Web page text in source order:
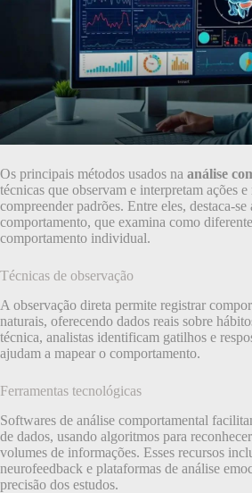
Os principais métodos usados na análise
técnicas que observam e interpretam ações e
compreender padrões. Entre eles, destaca-
comportamento, que examina como
comportamento individual.
Técnicas de observação
A observação direta permite registrar
naturais, oferecendo dados reais sobre
técnica, analistas identificam gatilhos e
ajudam a mapear o comportamento.
Ferramentas tecnológicas
Softwares de análise comportamental
de dados, usando algoritmos para
volumes de informações. Esses recursos
neurofeedback e plataformas de análise
precisão dos estudos.